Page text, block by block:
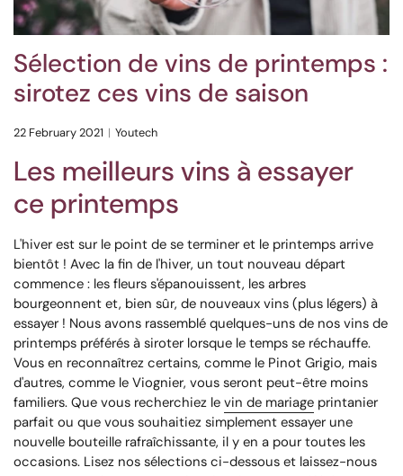
Sélection de vins de printemps :
sirotez ces vins de saison
22 February 2021 Youtech
Les meilleurs vins à essayer
ce printemps
L'hiver est sur le point de se terminer et le printemps arrive
bientôt ! ​​Avec la fin de l'hiver, un tout nouveau départ
commence : les fleurs s'épanouissent, les arbres
bourgeonnent et, bien sûr, de nouveaux vins (plus légers) à
essayer ! Nous avons rassemblé quelques-uns de nos vins de
printemps préférés à siroter lorsque le temps se réchauffe.
Vous en reconnaîtrez certains, comme le Pinot Grigio, mais
d'autres, comme le Viognier, vous seront peut-être moins
familiers. Que vous recherchiez le vin de mariage printanier
parfait ou que vous souhaitiez simplement essayer une
nouvelle bouteille rafraîchissante, il y en a pour toutes les
occasions. Lisez nos sélections ci-dessous et laissez-nous